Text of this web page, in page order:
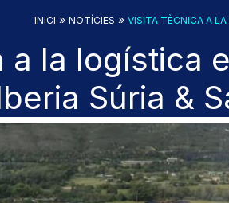
INICI » NOTÍCIES » VISITA TÈCNICA A LA
a la logística
Súria &